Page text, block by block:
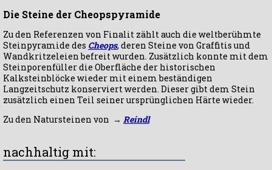
Die Steine der Cheopspyramide
Zu den Referenzen von Finalit zählt auch die weltberühmte
Steinpyramide des Cheops, deren Steine von Graffitis und
Wandkritzeleien befreit wurden. Zusätzlich konnte mit dem
Steinporenfüller die Oberfläche der historischen
Kalksteinblöcke wieder mit einem beständigen
Langzeitschutz konserviert werden. Dieser gibt dem Stein
zusätzlich einen Teil seiner ursprünglichen Härte wieder.
Zu den Natursteinen von → Reindl
nachhaltig mit: